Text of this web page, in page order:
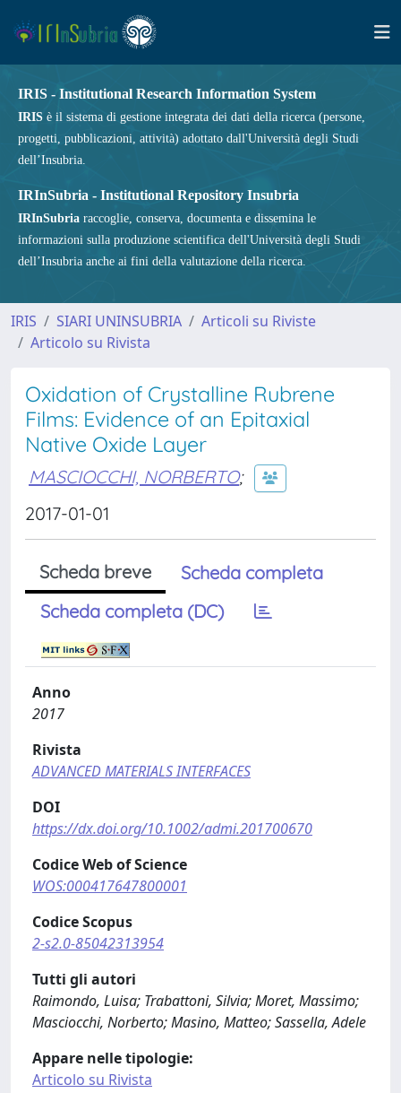
IRIS - Institutional Research Information System
IRIS è il sistema di gestione integrata dei dati della ricerca (persone,
progetti, pubblicazioni, attività) adottato dall'Università degli Studi
dell’Insubria.
IRInSubria - Institutional Repository Insubria
IRInSubria raccoglie, conserva, documenta e dissemina le
informazioni sulla produzione scientifica dell'Università degli Studi
dell’Insubria anche ai fini della valutazione della ricerca.
IRIS SIARI UNINSUBRIA
Articoli su Riviste
Articolo su Rivista
Oxidation of Crystalline Rubrene
Films: Evidence of an Epitaxial
Native Oxide Layer
MASCIOCCHI, NORBERTO;
2017-01-01
Scheda breve
Scheda completa
Scheda completa (DC)
Anno
2017
Rivista
ADVANCED MATERIALS INTERFACES
DOI
https://dx.doi.org/10.1002/admi.201700670
Codice Web of Science
WOS:000417647800001
Codice Scopus
2-s2.0-85042313954
Tutti gli autori
Raimondo, Luisa; Trabattoni, Silvia; Moret, Massimo;
Masciocchi, Norberto; Masino, Matteo; Sassella, Adele
Appare nelle tipologie:
Articolo su Rivista